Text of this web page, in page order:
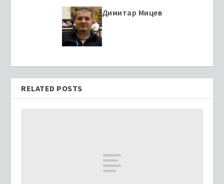
Димитар Мицев
RELATED POSTS